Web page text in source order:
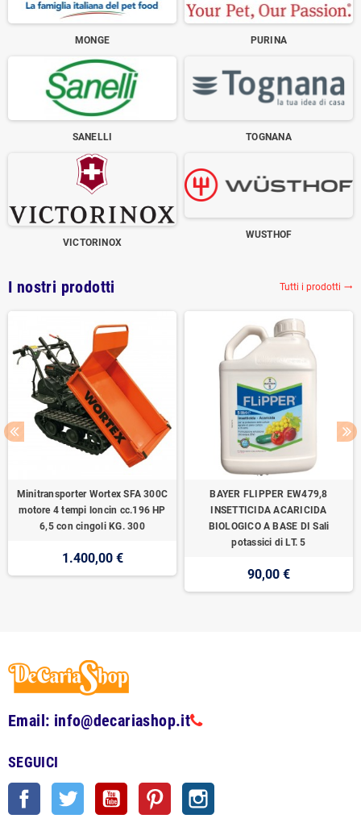
MONGE PURINA
SANELLI TOGNANA
VICTORINOX
WUSTHOF
I nostri prodotti Tutti i prodotti trending_flat
Minitransporter Wortex SFA 300C
motore 4 tempi loncin cc.196 HP
6,5 con cingoli KG. 300
1.400,00 €
BAYER FLIPPER EW479,8
INSETTICIDA ACARICIDA
BIOLOGICO A BASE DI Sali
potassici di LT. 5
90,00 €
Email: info@decariashop.it
SEGUICI
Facebook Twitter YouTube Pinterest